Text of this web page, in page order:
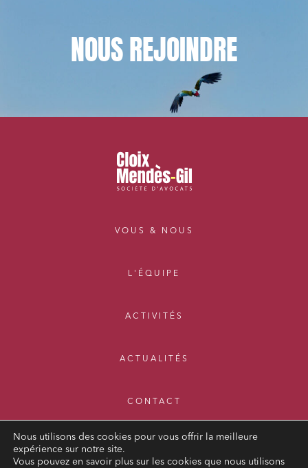
NOUSREJOINDRE
VOUS & NOUS
L'ÉQUIPE
ACTIVITÉS
ACTUALITÉS
CONTACT
Nous utilisons des cookies pour vous offrir la meilleure
expérience sur notre site.
Vous pouvez en savoir plus sur les cookies que nous utilisons